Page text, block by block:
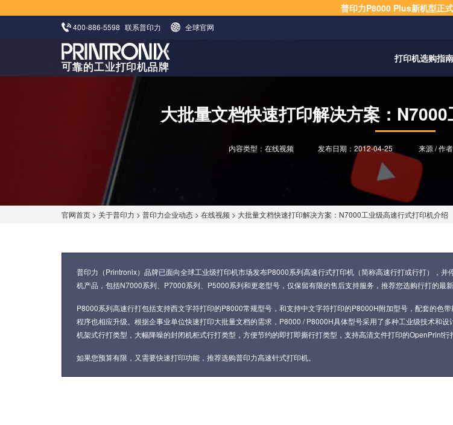
普印力P8000 Plus新机型正
400-886-5598 联系普印力 全球官网
打印机选购指南
大批量文档快速打印解决方案：
内容类型：在线视频 发布日期： 2012-04-25 来源 / 作
官网首页 > 关于普印力 > 普印力企业动态 > 在线视频 > 大批量文档快速打印解决方案：N7000工业级高速行式打印机介绍
普印力（Printronix）品牌已面向全球工业级打印机市场发布P8000系列高速行式打印机 （简称高速行打或行打），并
机产品 ，包括N7000系列、P7000系列、P5000系列和更老型号，仅保留有限的售后支持服务，推荐您选购行打的最新
P8000系列高速行打包括支持西文字符打印的P8000常规型号，和支持中文字符打印的P8000H附加型号，配套的色
程序也相应升级。根据企事业单位快速打印大批量文档的需求，P8000 / P8000H具体型号采用了多种工业级技术和设
机架式行打类型 ， 大幅降噪的封闭机柜式行打类型 ，方便节约的即打即撕行打类型，支持高清文件打印的OpenPrint行
如果您预算有限，又需要快速打印功能，推荐选购普印力高速针式打印机。